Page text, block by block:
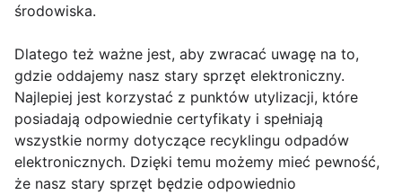
środowiska.
Dlatego też ważne jest, aby zwracać uwagę na to,
gdzie oddajemy nasz stary sprzęt elektroniczny.
Najlepiej jest korzystać z punktów utylizacji, które
posiadają odpowiednie certyfikaty i spełniają
wszystkie normy dotyczące recyklingu odpadów
elektronicznych. Dzięki temu możemy mieć pewność,
że nasz stary sprzęt będzie odpowiednio